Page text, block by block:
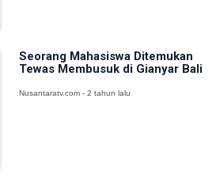
Seorang Mahasiswa Ditemukan
Tewas Membusuk di Gianyar Bali
Nusantaratv.com - 2 tahun lalu